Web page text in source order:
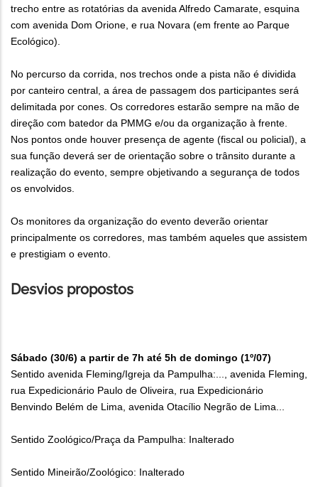
trecho entre as rotatórias da avenida Alfredo Camarate, esquina
com avenida Dom Orione, e rua Novara (em frente ao Parque
Ecológico).
No percurso da corrida, nos trechos onde a pista não é dividida
por canteiro central, a área de passagem dos participantes será
delimitada por cones. Os corredores estarão sempre na mão de
direção com batedor da PMMG e/ou da organização à frente.
Nos pontos onde houver presença de agente (fiscal ou policial), a
sua função deverá ser de orientação sobre o trânsito durante a
realização do evento, sempre objetivando a segurança de todos
os envolvidos.
Os monitores da organização do evento deverão orientar
principalmente os corredores, mas também aqueles que assistem
e prestigiam o evento.
Desvios propostos
Sábado (30/6) a partir de 7h até 5h de domingo (1º/07)
Sentido avenida Fleming/Igreja da Pampulha:..., avenida Fleming,
rua Expedicionário Paulo de Oliveira, rua Expedicionário
Benvindo Belém de Lima, avenida Otacílio Negrão de Lima...
Sentido Zoológico/Praça da Pampulha: Inalterado
Sentido Mineirão/Zoológico: Inalterado